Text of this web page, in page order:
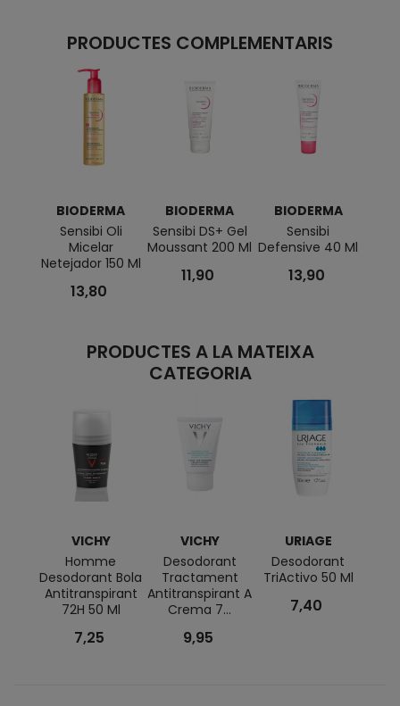
PRODUCTES COMPLEMENTARIS
BIODERMA
Sensibi Oli
Micelar
Netejador 150 Ml
13,80
BIODERMA
Sensibi DS+ Gel
Moussant 200 Ml
11,90
BIODERMA
Sensibi
Defensive 40 Ml
13,90
PRODUCTES A LA MATEIXA
CATEGORIA
VICHY
Homme
Desodorant Bola
Antitranspirant
72H 50 Ml
7,25
VICHY
Desodorant
Tractament
Antitranspirant A
Crema 7...
9,95
URIAGE
Desodorant
TriActivo 50 Ml
7,40